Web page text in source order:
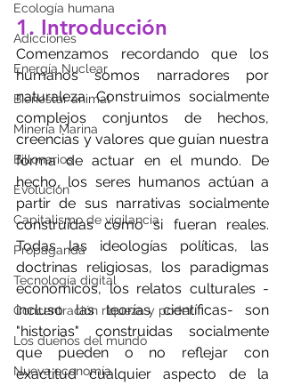
Ecología humana
Adicciones
Energía Nuclear
Bienestar animal
Minería Marina
Billonarios
Evolución
Capitalismo de vigilancia
Propaganda
Tecnología digital
Concentración riqueza y poder
Los dueños del mundo
Nueva economía
1. Introducción
Comenzamos recordando que los
humanos somos narradores por
naturaleza. Construimos socialmente
complejos conjuntos de hechos,
creencias y valores que guían nuestra
forma de actuar en el mundo. De
hecho, los seres humanos actúan a
partir de sus narrativas socialmente
construidas como si fueran reales.
Todas las ideologías políticas, las
doctrinas religiosas, los paradigmas
económicos, los relatos culturales -
incluso las teorías científicas- son
"historias" construidas socialmente
que pueden o no reflejar con
exactitud cualquier aspecto de la